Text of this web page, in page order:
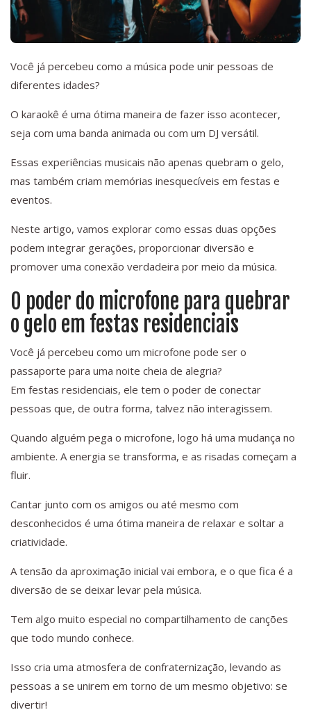
Você já percebeu como a música pode unir pessoas de
diferentes idades?
O karaokê é uma ótima maneira de fazer isso acontecer,
seja com uma banda animada ou com um DJ versátil.
Essas experiências musicais não apenas quebram o gelo,
mas também criam memórias inesquecíveis em festas e
eventos.
Neste artigo, vamos explorar como essas duas opções
podem integrar gerações, proporcionar diversão e
promover uma conexão verdadeira por meio da música.
O poder do microfone para quebrar
o gelo em festas residenciais
Você já percebeu como um microfone pode ser o
passaporte para uma noite cheia de alegria?
Em festas residenciais, ele tem o poder de conectar
pessoas que, de outra forma, talvez não interagissem.
Quando alguém pega o microfone, logo há uma mudança no
ambiente. A energia se transforma, e as risadas começam a
fluir.
Cantar junto com os amigos ou até mesmo com
desconhecidos é uma ótima maneira de relaxar e soltar a
criatividade.
A tensão da aproximação inicial vai embora, e o que fica é a
diversão de se deixar levar pela música.
Tem algo muito especial no compartilhamento de canções
que todo mundo conhece.
Isso cria uma atmosfera de confraternização, levando as
pessoas a se unirem em torno de um mesmo objetivo: se
divertir!